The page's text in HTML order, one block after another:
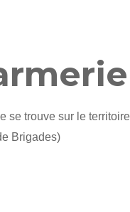
se trouve sur le
Brigades)